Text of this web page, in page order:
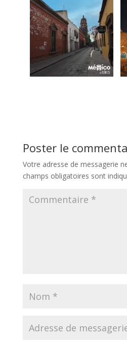
Poster le
Votre adresse de messagerie
champs obligatoires sont